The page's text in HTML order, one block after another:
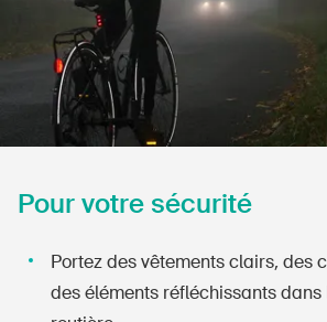
Pour votre sécurité
Portez des vêtements clairs, des
des éléments réfléchissants